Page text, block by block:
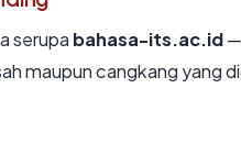
serupa bahasa-its.ac.id
maupun cangkang yang